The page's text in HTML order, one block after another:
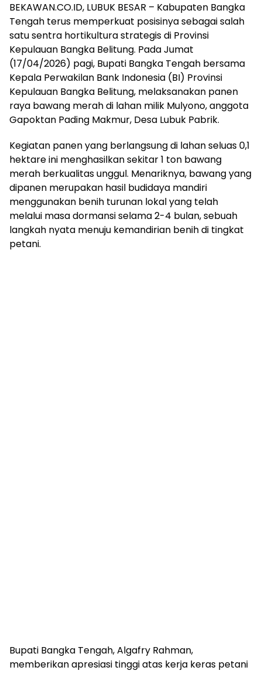
‎BEKAWAN.CO.ID, LUBUK BESAR – Kabupaten Bangka
Tengah terus memperkuat posisinya sebagai salah
satu sentra hortikultura strategis di Provinsi
Kepulauan Bangka Belitung. Pada Jumat
(17/04/2026) pagi, Bupati Bangka Tengah bersama
Kepala Perwakilan Bank Indonesia (BI) Provinsi
Kepulauan Bangka Belitung, melaksanakan panen
raya bawang merah di lahan milik Mulyono, anggota
Gapoktan Pading Makmur, Desa Lubuk Pabrik.
‎Kegiatan panen yang berlangsung di lahan seluas 0,1
hektare ini menghasilkan sekitar 1 ton bawang
merah berkualitas unggul. Menariknya, bawang yang
dipanen merupakan hasil budidaya mandiri
menggunakan benih turunan lokal yang telah
melalui masa dormansi selama 2-4 bulan, sebuah
langkah nyata menuju kemandirian benih di tingkat
petani.
‎Bupati Bangka Tengah, Algafry Rahman,
memberikan apresiasi tinggi atas kerja keras petani